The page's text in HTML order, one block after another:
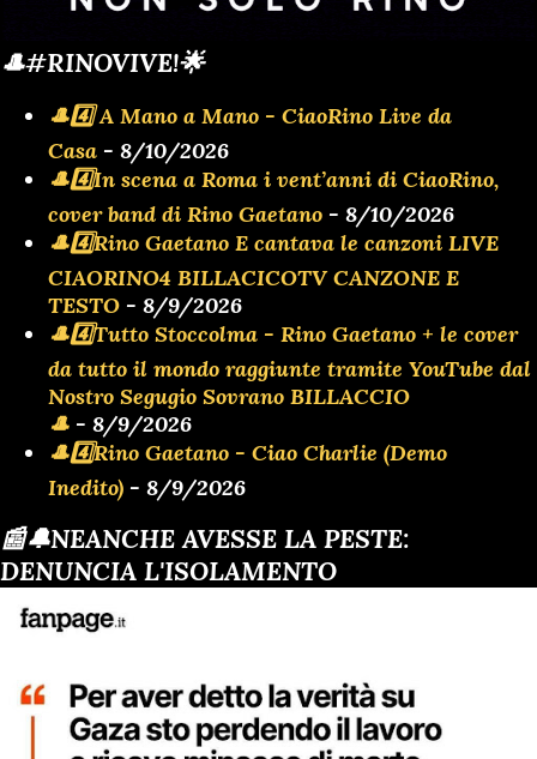
🎩#RINOVIVE!🌟
🎩4️⃣ A Mano a Mano - CiaoRino Live da
Casa - 8/10/2026
🎩4️⃣In scena a Roma i vent’anni di CiaoRino,
cover band di Rino Gaetano - 8/10/2026
🎩4️⃣Rino Gaetano E cantava le canzoni LIVE
CIAORINO4 BILLACICOTV CANZONE E
TESTO - 8/9/2026
🎩4️⃣Tutto Stoccolma - Rino Gaetano + le cover
da tutto il mondo raggiunte tramite YouTube dal
Nostro Segugio Sovrano BILLACCIO
🎩 - 8/9/2026
🎩4️⃣Rino Gaetano - Ciao Charlie (Demo
Inedito) - 8/9/2026
📰🔔NEANCHE AVESSE LA PESTE:
DENUNCIA L'ISOLAMENTO